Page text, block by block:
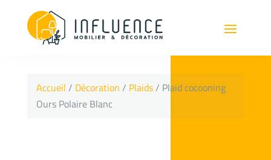
Accueil / Décoration / Plaids/ Plaid cocooning
Ours Polaire Blanc